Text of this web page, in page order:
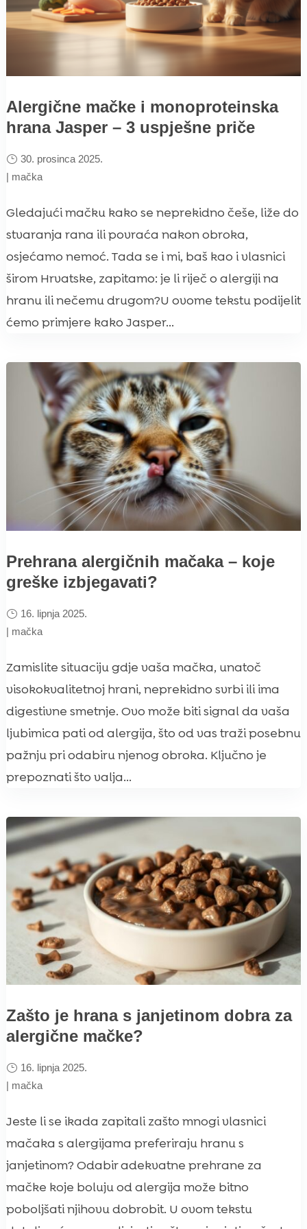
Alergične mačke i monoproteinska
hrana Jasper – 3 uspješne priče
30. prosinca 2025.
| mačka
Gledajući mačku kako se neprekidno češe, liže do
stvaranja rana ili povraća nakon obroka,
osjećamo nemoć. Tada se i mi, baš kao i vlasnici
širom Hrvatske, zapitamo: je li riječ o alergiji na
hranu ili nečemu drugom?U ovome tekstu podijelit
ćemo primjere kako Jasper...
Prehrana alergičnih mačaka – koje
greške izbjegavati?
16. lipnja 2025.
| mačka
Zamislite situaciju gdje vaša mačka, unatoč
visokokvalitetnoj hrani, neprekidno svrbi ili ima
digestivne smetnje. Ovo može biti signal da vaša
ljubimica pati od alergija, što od vas traži posebnu
pažnju pri odabiru njenog obroka. Ključno je
prepoznati što valja...
Zašto je hrana s janjetinom dobra za
alergične mačke?
16. lipnja 2025.
| mačka
Jeste li se ikada zapitali zašto mnogi vlasnici
mačaka s alergijama preferiraju hranu s
janjetinom? Odabir adekvatne prehrane za
mačke koje boluju od alergija može bitno
poboljšati njihovu dobrobit. U ovom tekstu